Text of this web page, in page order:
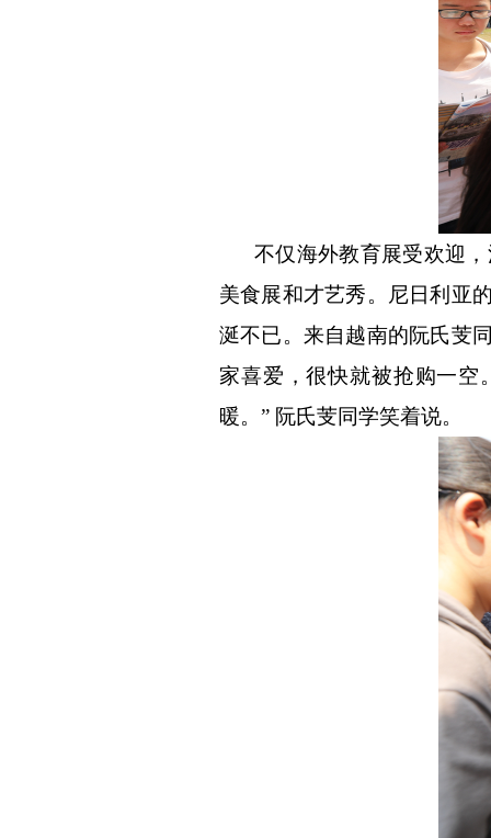
不仅海外教育展受欢迎
美食展和才艺秀。尼日利亚
涎不已。来自越南的阮氏芰
家喜爱，很快就被抢购一空
暖。 ” 阮氏芰同学笑着说。